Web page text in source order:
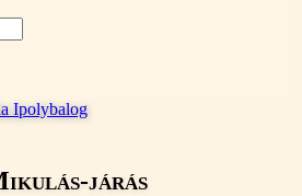
járás